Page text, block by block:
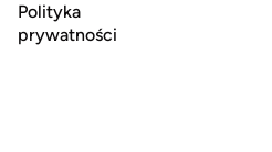
Polityka
prywatności